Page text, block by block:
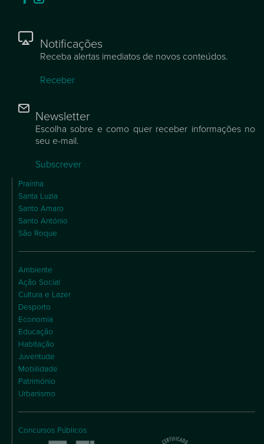
Notificações
Receba alertas imediatos de novos conteúdos.
Receber
Newsletter
Escolha sobre e como quer receber informações no
seu e-mail.
Subscrever
Praínha
Santa Luzia
Santo Amaro
Santo António
São Roque
Ambiente
Ação Social
Cultura e Lazer
Desporto
Economia
Educação
Habitação
Juventude
Mobilidade
Património
Urbanismo
Concursos Públicos